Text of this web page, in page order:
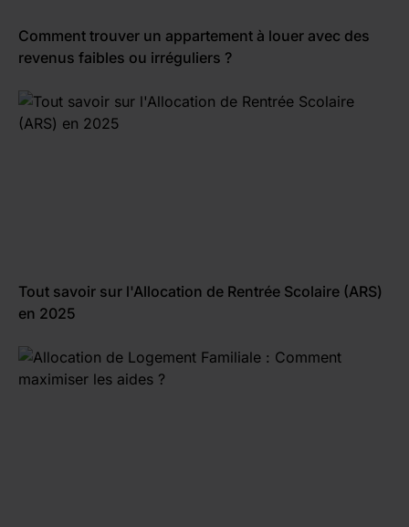
Comment trouver un appartement à louer avec des
revenus faibles ou irréguliers ?
Tout savoir sur l'Allocation de Rentrée Scolaire (ARS)
en 2025